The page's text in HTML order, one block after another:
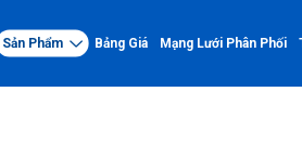
Sản Phẩm Bảng Giá Mạng Lưới Phân Phối